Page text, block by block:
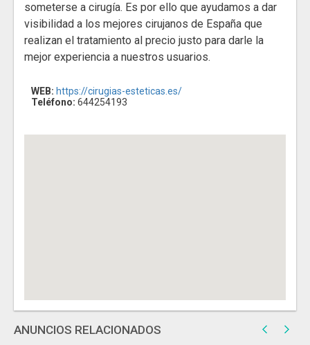
someterse a cirugía. Es por ello que ayudamos a dar
visibilidad a los mejores cirujanos de España que
realizan el tratamiento al precio justo para darle la
mejor experiencia a nuestros usuarios.
WEB: https://cirugias-esteticas.es/
Teléfono: 644254193
ANUNCIOS RELACIONADOS